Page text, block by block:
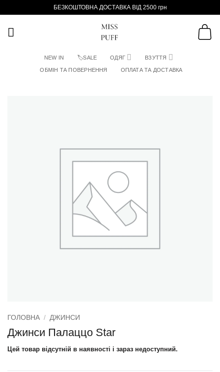
БЕЗКОШТОВНА ДОСТАВКА ВІД 2500 грн
NEW IN 🏷SALE ОДЯГ ВЗУТТЯ
ОБМІН ТА ПОВЕРНЕННЯ ОПЛАТА ТА ДОСТАВКА
ГОЛОВНА / ДЖИНСИ
Джинси Палаццо Star
Цей товар відсутній в наявності і зараз недоступний.